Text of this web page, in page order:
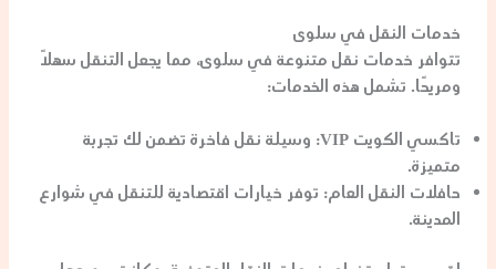
خدمات النقل في سلوى
تتوافر خدمات نقل متنوعة في سلوى، مما يجعل التنقل سهلاً
ومريحًا. تشمل هذه الخدمات:
تاكسي الكويت VIP
: وسيلة نقل فاخرة تضمن لك تجربة
متميزة.
حافلات النقل العام: توفر خيارات اقتصادية للتنقل في شوارع
المدينة.